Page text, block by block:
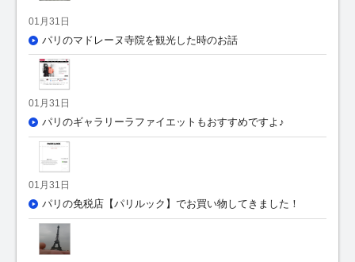
01月31日
パリのマドレーヌ寺院を観光した時のお話
01月31日
パリのギャラリーラファイエットもおすすめですよ♪
01月31日
パリの免税店【パリルック】でお買い物してきました！